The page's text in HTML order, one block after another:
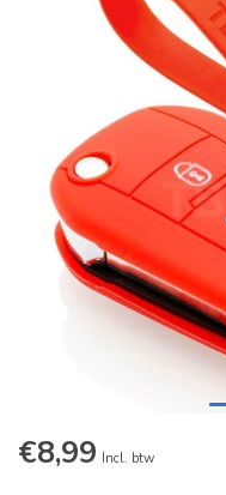
€8,99 Incl. btw